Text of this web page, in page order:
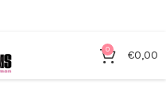
0 €0,00